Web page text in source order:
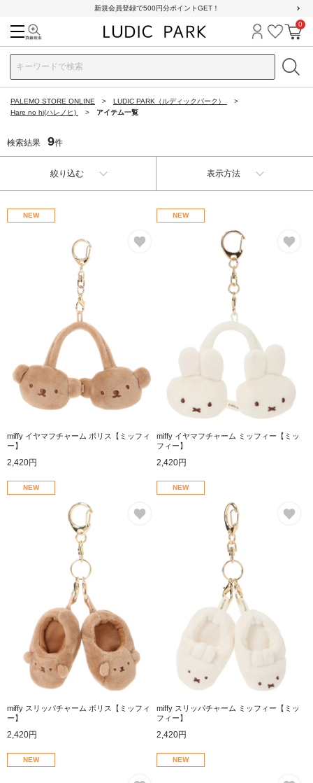
新規会員登録で500円分ポイントGET！
ログイン
お気に
カ
0
PALEMO STORE ONLINE
LUDIC PARK（ルディックパーク）
Hare no hi(ハレノヒ)
アイテム一覧
検索結果 9件
絞り込む 表示方法
NEW
miffy イヤマフチャーム ボリス【ミッフィ
ー】
2,420円
NEW
miffy イヤマフチャーム ミッフィー【ミッ
フィー】
2,420円
NEW
miffy スリッパチャーム ボリス【ミッフィ
ー】
2,420円
NEW
miffy スリッパチャーム ミッフィー【ミッ
フィー】
2,420円
NEW NEW